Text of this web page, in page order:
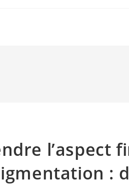
l’aspect
: